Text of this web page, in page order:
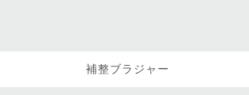
補整ブラジャー